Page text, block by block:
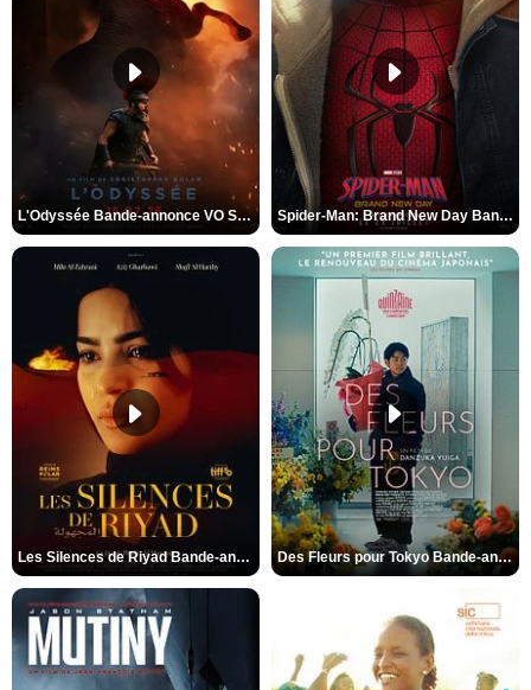
L'Odyssée Bande-annonce VO STFR Spider-Man: Brand New Day Bande-annonce VO STFR
Les Silences de Riyad Bande-annonce VO STFR Des Fleurs pour Tokyo Bande-annonce VO STFR